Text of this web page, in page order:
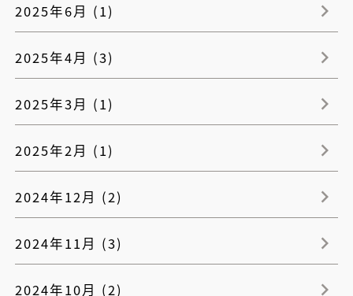
2025年6月 (1)
2025年4月 (3)
2025年3月 (1)
2025年2月 (1)
2024年12月 (2)
2024年11月 (3)
2024年10月 (2)